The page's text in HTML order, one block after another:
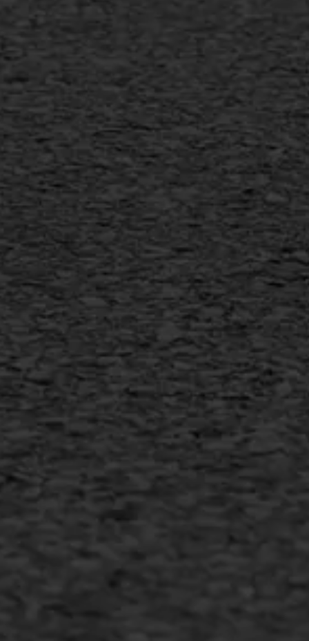
Gietasfalt reparatie
Scheurreparatie
Flexigoot
Vertical seal
Vlakslijpen
Vorstschade
AWS ASFALTWERKEN
+31 493 842 840
info@asfaltwerken.nl
MEER INFORMATIE
Inschrijven nieuwsbrief
Duurzaam ondernemen